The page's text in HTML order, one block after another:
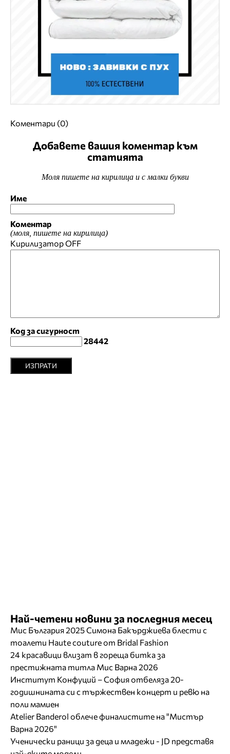
Коментари (0)
Добавете вашия коментар към
статията
Моля пишете на кирилица и с малки букви
Име
Коментар
(моля, пишете на кирилица)
КирилизаторOFF
Код за сигурност
28442
ИЗПРАТИ
Най-четени новини за последния месец
Мис България 2025 Симона Бакърджиева блести с
тоалети Haute couture от Bridal Fashion
24 красавици влизат в гореща битка за
престижната титла Мис Варна 2026
Институт Конфуций – София отбеляза 20-
годишнината си с тържествен концерт и ревю на
поли мамиен
Atelier Banderol облече финалистите на "Мистър
Варна 2026"
Ученически раници за деца и младежи - JD представя